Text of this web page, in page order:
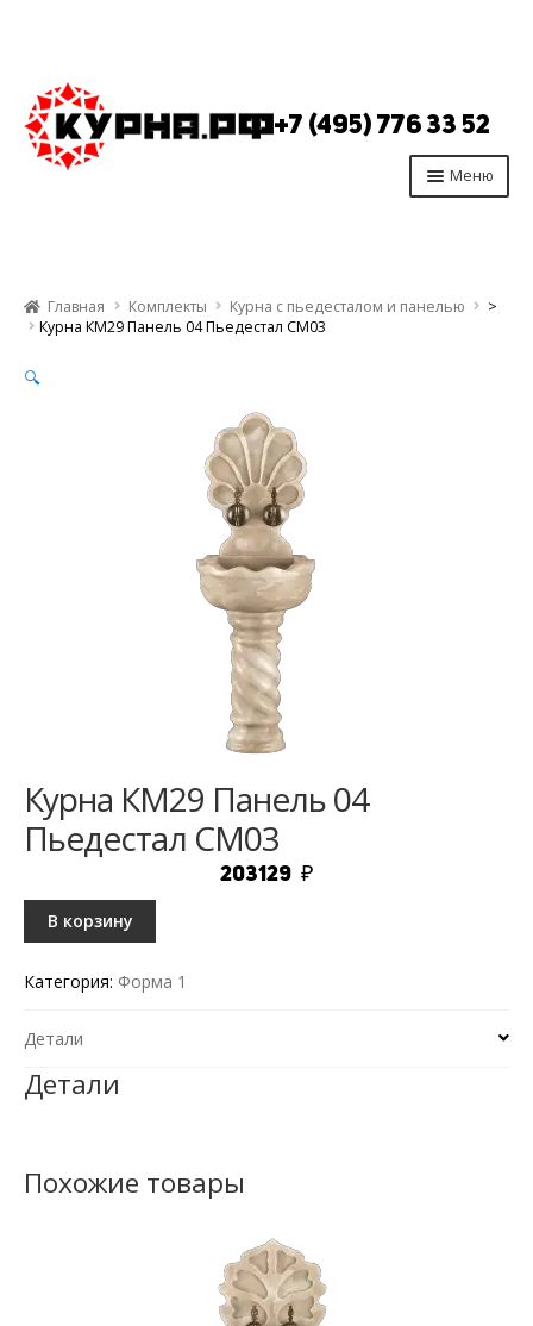
Перейти
к
навигации
Перейти
к
содержимому
+7 (495) 776 33 52
Меню
Производство
Главная Комплекты Курна с пьедесталом и панелью
>
Курна КМ29 Панель 04 Пьедестал СМ03
🔍
Курна КМ29 Панель 04
Пьедестал СМ03
203129 ₽
В корзину
Категория: Форма 1
Детали
Детали
Похожие товары